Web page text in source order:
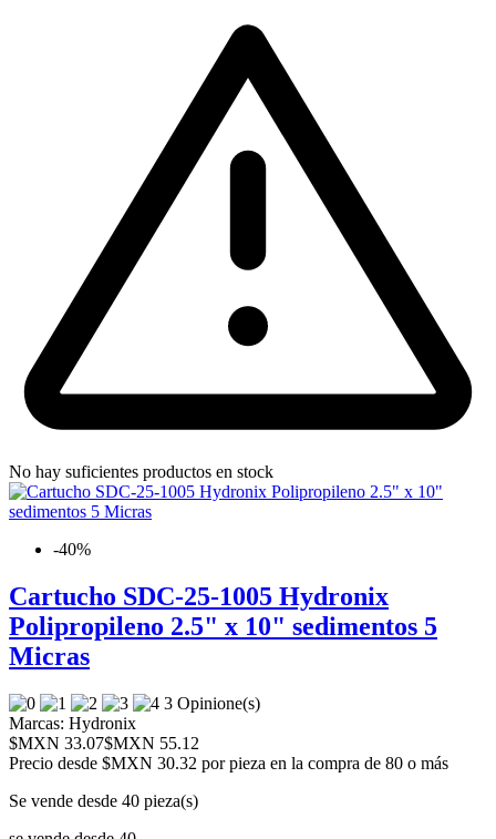
No hay suficientes productos en stock
-40%
Cartucho SDC-25-1005 Hydronix
Polipropileno 2.5" x 10" sedimentos 5
Micras
3 Opinione(s)
Marcas: Hydronix
$MXN 33.07$MXN 55.12
Precio desde $MXN 30.32 por pieza en la compra de 80 o más
Se vende desde 40 pieza(s)